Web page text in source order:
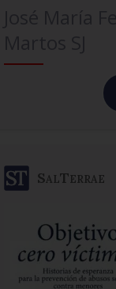
SalTerrae